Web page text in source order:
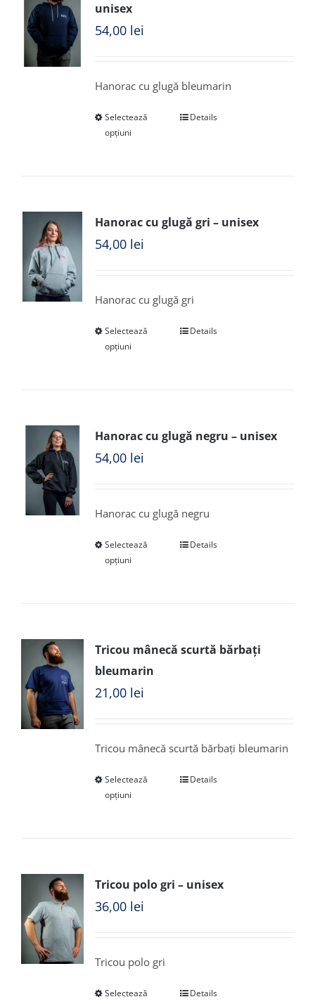
unisex
54,00 lei
Hanorac cu glugă bleumarin
Selectează
opțiuni
Details
Hanorac cu glugă gri – unisex
54,00 lei
Hanorac cu glugă gri
Selectează
opțiuni
Details
Hanorac cu glugă negru – unisex
54,00 lei
Hanorac cu glugă negru
Selectează
opțiuni
Details
Tricou mânecă scurtă bărbați
bleumarin
21,00 lei
Tricou mânecă scurtă bărbați bleumarin
Selectează
opțiuni
Details
Tricou polo gri – unisex
36,00 lei
Tricou polo gri
Selectează
Details